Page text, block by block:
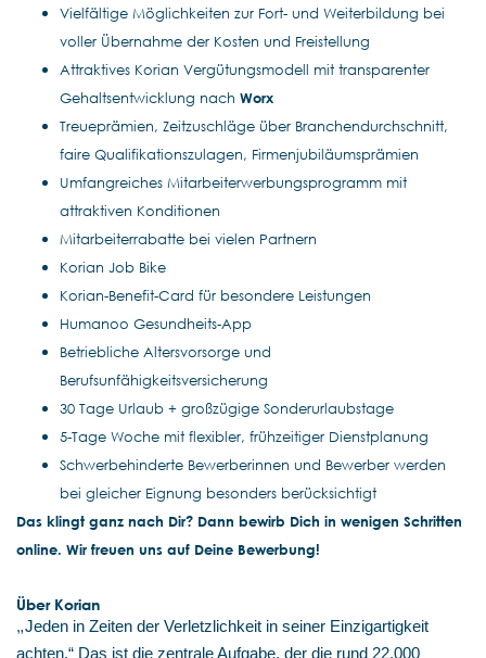
Vielfältige Möglichkeiten zur Fort- und Weiterbildung bei
voller Übernahme der Kosten und Freistellung
Attraktives Korian Vergütungsmodell mit transparenter
Gehaltsentwicklung nach Worx
Treueprämien, Zeitzuschläge über Branchendurchschnitt,
faire Qualifikationszulagen, Firmenjubiläumsprämien
Umfangreiches Mitarbeiterwerbungsprogramm mit
attraktiven Konditionen
Mitarbeiterrabatte bei vielen Partnern
Korian Job Bike
Korian-Benefit-Card für besondere Leistungen
Humanoo Gesundheits-App
Betriebliche Altersvorsorge und
Berufsunfähigkeitsversicherung
30 Tage Urlaub + großzügige Sonderurlaubstage
5-Tage Woche mit flexibler, frühzeitiger Dienstplanung
Schwerbehinderte Bewerberinnen und Bewerber werden
bei gleicher Eignung besonders berücksichtigt
Das klingt ganz nach Dir? Dann bewirb Dich in wenigen Schritten
online. Wir freuen uns auf Deine Bewerbung!
Über Korian
„Jeden in Zeiten der Verletzlichkeit in seiner Einzigartigkeit
achten.“ Das ist die zentrale Aufgabe, der die rund 22.000